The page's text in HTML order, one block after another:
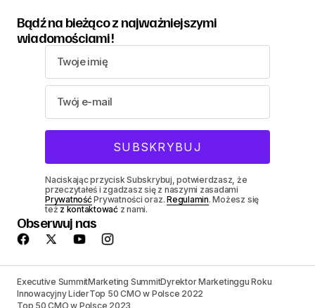
Bądź na bieżąco z najważniejszymi
wiadomościami!
Naciskając przycisk Subskrybuj, potwierdzasz, że
przeczytałeś i zgadzasz się z naszymi zasadami
PrywatnośćPrywatności oraz.Regulamin. Możesz się
też z kontaktowaćz nami.
Obserwuj nas
Executive SummitMarketing SummitDyrektor Marketinggu Roku
Innowacyjny LiderTop 50 CMO w Polsce 2022
Top 50 CMO w Polsce 2023